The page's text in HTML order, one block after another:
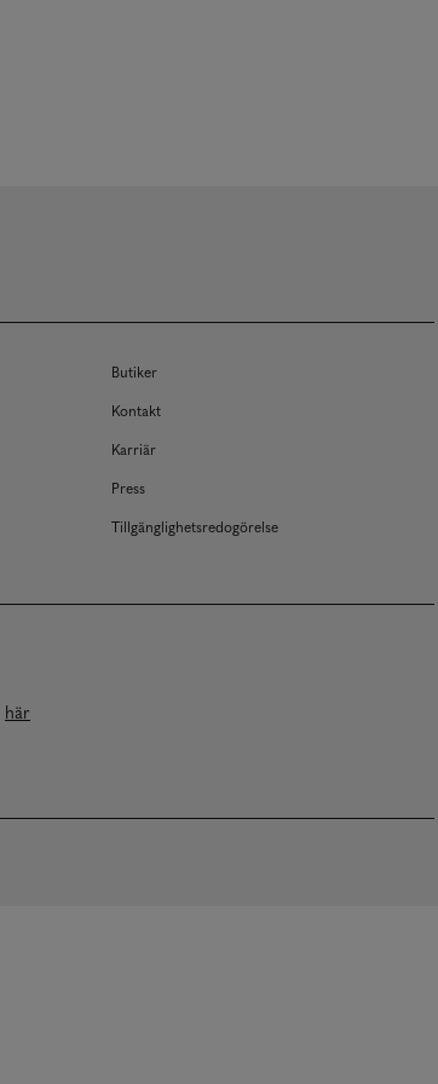
Butiker
Kontakt
Karriär
Press
Tillgänglighetsredogörelse
här